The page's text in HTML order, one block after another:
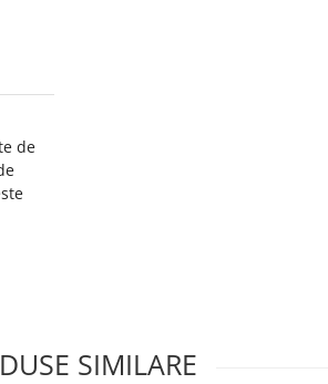
de
SIMILARE